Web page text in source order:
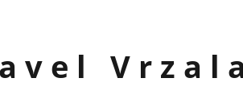
v e l   V r z a l a